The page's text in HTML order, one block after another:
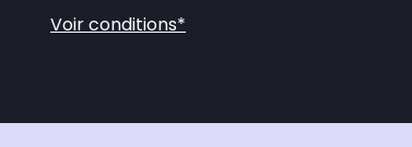
Voir conditions*